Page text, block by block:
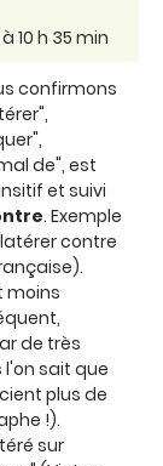
10 h 35 min
confirmons
de", est
et suivi
. Exemple
contre
moins
de très
sait que
plus de
!).
sur